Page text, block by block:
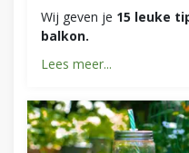
Wij geven je 15 leuke
balkon.
Lees meer...